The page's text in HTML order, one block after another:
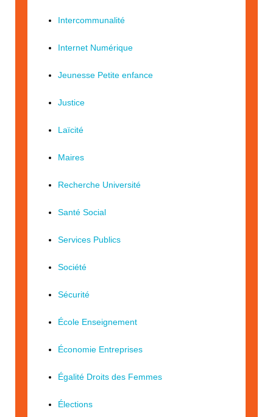
Intercommunalité
Internet Numérique
Jeunesse Petite enfance
Justice
Laïcité
Maires
Recherche Université
Santé Social
Services Publics
Société
Sécurité
École Enseignement
Économie Entreprises
Égalité Droits des Femmes
Élections